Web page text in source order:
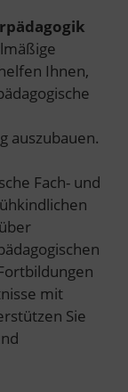
Ihnen,
auszubauen.
Fach- und
mit
Sie